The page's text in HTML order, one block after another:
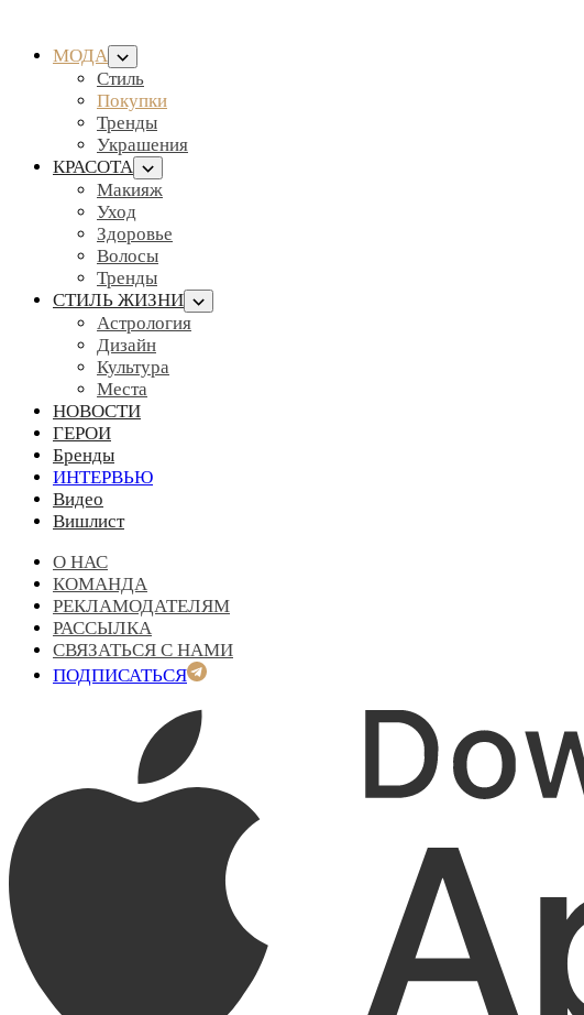
МОДА
Стиль
Покупки
Тренды
Украшения
КРАСОТА
Макияж
Уход
Здоровье
Волосы
Тренды
СТИЛЬ ЖИЗНИ
Астрология
Дизайн
Культура
Места
НОВОСТИ
ГЕРОИ
Бренды
ИНТЕРВЬЮ
Видео
Вишлист
О НАС
КОМАНДА
РЕКЛАМОДАТЕЛЯМ
РАССЫЛКА
СВЯЗАТЬСЯ С НАМИ
ПОДПИСАТЬСЯ